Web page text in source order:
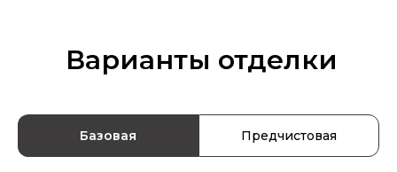
Варианты отделки
Базовая Предчистовая